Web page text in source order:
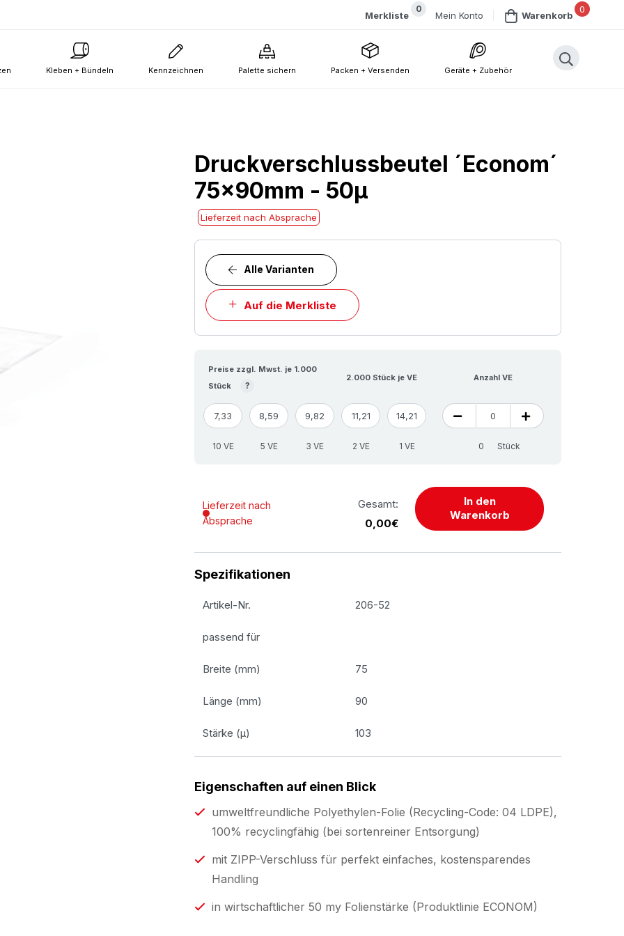
0
Merkliste Mein Konto
0
Warenkorb
Kleben + Bündeln Kennzeichnen Palette sichern Packen + Versenden Geräte + Zubehör
Druckverschlussbeutel ´Econom´
75x90mm - 50µ
Lieferzeit nach Absprache
Auf die Merkliste
Alle Varianten
Preise zzgl. Mwst. je 1.000
Stück
?
2.000 Stück je VE Anzahl VE
7,33 8,59 9,82 11,21 14,21
10 VE 5 VE 3 VE 2 VE 1 VE Stück
Lieferzeit nach
Absprache
Gesamt:
0,00€
In den
Warenkorb
Spezifikationen
Artikel-Nr. 206-52
passend für
Breite (mm) 75
Länge (mm) 90
Stärke (µ) 103
Eigenschaften auf einen Blick
umweltfreundliche Polyethylen-Folie (Recycling-Code: 04 LDPE),
100% recyclingfähig (bei sortenreiner Entsorgung)
mit ZIPP-Verschluss für perfekt einfaches, kostensparendes
Handling
in wirtschaftlicher 50 my Folienstärke (Produktlinie ECONOM)